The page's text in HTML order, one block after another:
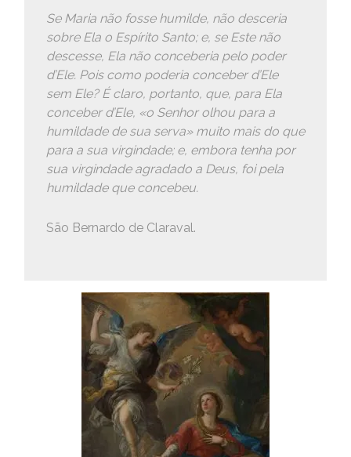
Se Maria não fosse humilde, não desceria
sobre Ela o Espírito Santo; e, se Este não
descesse, Ela não conceberia pelo poder
d’Ele. Pois como poderia conceber d’Ele
sem Ele? É claro, portanto, que, para Ela
conceber d’Ele, «o Senhor olhou para a
humildade de sua serva» muito mais do que
para a sua virgindade; e, embora tenha por
sua virgindade agradado a Deus, foi pela
humildade que concebeu.
São Bernardo de Claraval.